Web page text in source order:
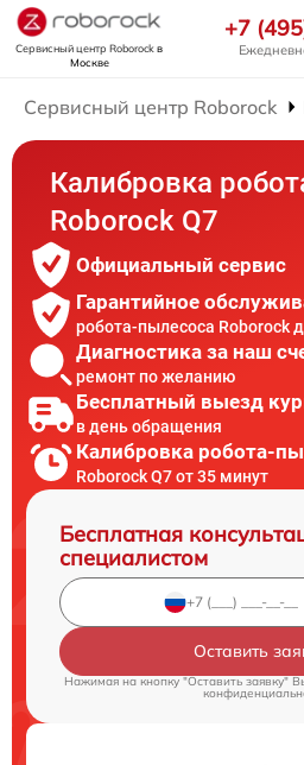
Сервисный центр Roborockв
Москве
+7
Сервисный центр Roborock
Калибровка
Roborock Q7
Официальный сервис
Гарантийное
робота-пылесоса Roborock
Диагностика за наш
ремонт по желанию
Бесплатный выезд
в день обращения
Калибровка робота-
Roborock Q7 от 35 минут
Бесплатная
специалистом
Оставить
Нажимая на кнопку "Оставить заявку"